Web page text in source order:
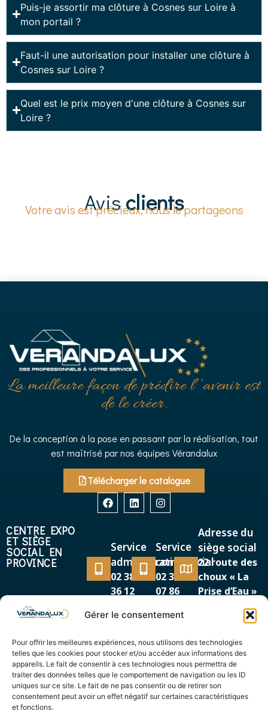
Gérer le consentement
Pour offrir les meilleures expériences, nous utilisons des technologies
telles que les cookies pour stocker et/ou accéder aux informations des
appareils. Le fait de consentir à ces technologies nous permettra de
traiter des données telles que le comportement de navigation ou les ID
uniques sur ce site. Le fait de ne pas consentir ou de retirer son
consentement peut avoir un effet négatif sur certaines caractéristiques
et fonctions.
Puis-je assortir ma clôture à Cosnes sur Loire à
mon portail ?
Faut-il une autorisation pour installer une clôture à
Cosnes sur Loire ?
Quel est le prix moyen d'une clôture à Cosnes sur
Loire ?
Avisclients
Votre avis est précieux, nous le partageons
La meilleure façon de prédire l’’avenir est
de le créer.
De la conception à la pose en passant par la réalisation, tout
est maîtrisé par nos équipes Vérandalux
Télécharger le catalogue
CENTRE EXPO
ET SIÈGE
SOCIAL EN
PROVINCE
Service
administratif
02 38 38
36 12
Service
commercial
02 38 38
07 86
Adresse du
siège social
22 route des
choux « La
Prise d’Eau »
45500 GIEN
EN RÉGION
PARISIENNE
Service
commercial
01 69 12
44 00
87/89, avenue de la
Cour de France
91260 JUVISY SUR
ORGE